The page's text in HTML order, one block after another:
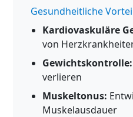
Gesundheitliche
Kardiovaskuläre
von
Gewichtskontrolle:
verlieren
Muskeltonus:
Muskelausdauer